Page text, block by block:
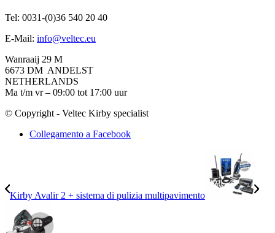
Tel: 0031-(0)36 540 20 40
E-Mail: info@veltec.eu
Wanraaij 29 M
6673 DM ANDELST
NETHERLANDS
Ma t/m vr – 09:00 tot 17:00 uur
© Copyright - Veltec Kirby specialist
Collegamento a Facebook
Kirby Avalir 2 + sistema di pulizia multipavimento